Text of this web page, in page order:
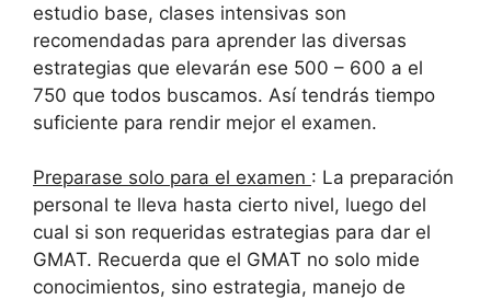
estudio base, clases intensivas son
recomendadas para aprender las diversas
estrategias que elevarán ese 500 – 600 a el
750 que todos buscamos. Así tendrás tiempo
suficiente para rendir mejor el examen.
Preparase solo para el examen : La preparación
personal te lleva hasta cierto nivel, luego del
cual si son requeridas estrategias para dar el
GMAT. Recuerda que el GMAT no solo mide
conocimientos, sino estrategia, manejo de